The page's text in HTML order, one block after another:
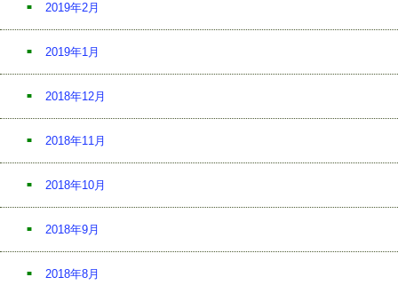
2019年2月
2019年1月
2018年12月
2018年11月
2018年10月
2018年9月
2018年8月